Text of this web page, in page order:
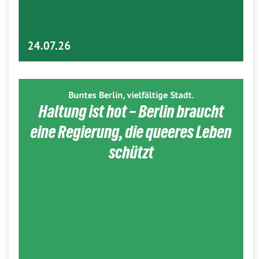
24.07.26
Buntes Berlin, vielfältige Stadt.
Haltung ist hot – Berlin braucht
eine Regierung, die queeres Leben
schützt